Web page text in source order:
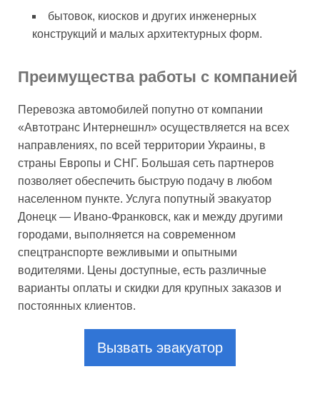
бытовок, киосков и других инженерных
конструкций и малых архитектурных форм.
Преимущества работы с компанией
Перевозка автомобилей попутно от компании
«Автотранс Интернешнл» осуществляется на всех
направлениях, по всей территории Украины, в
страны Европы и СНГ. Большая сеть партнеров
позволяет обеспечить быструю подачу в любом
населенном пункте. Услуга попутный эвакуатор
Донецк — Ивано-Франковск, как и между другими
городами, выполняется на современном
спецтранспорте вежливыми и опытными
водителями. Цены доступные, есть различные
варианты оплаты и скидки для крупных заказов и
постоянных клиентов.
Вызвать эвакуатор